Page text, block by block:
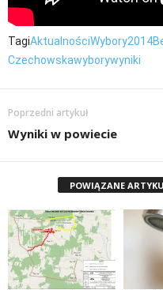
TagiAktualnościWybory2014
Czechowskawyborywyniki
Poprzedni artykuł
Wyniki w powiecie
POWIĄZANE